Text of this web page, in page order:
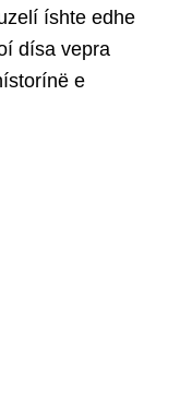
íshte edhe
dísa vepra
e